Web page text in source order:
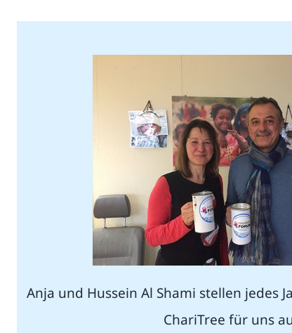
Anja und Hussein Al Shami stellen jedes
ChariTree für uns